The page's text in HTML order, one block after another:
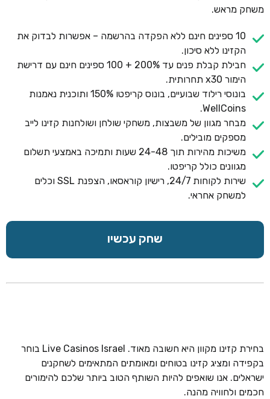
משחק מראש.
10 ספינים חינם ללא הפקדה בהרשמה – אפשרות לבדוק את
הקזינו ללא סיכון.
חבילת קבלת פנים עד 200% + 100 ספינים חינם עם דרישת
הימור x30 תחרותית.
בונוסי רילוד שבועיים, בונוס קריפטו 150% ותוכנית נאמנות
WellCoins.
מבחר מגוון של משבצות, משחקי שולחן ושולחנות קזינו לייב
מספקים מובילים.
משיכות מהירות תוך 24-48 שעות ותמיכה באמצעי תשלום
מגוונים כולל קריפטו.
שירות לקוחות 24/7, רישיון קוראסאו, הצפנת SSL וכלים
למשחק אחראי.
שחק עכשיו
בחירת קזינו מקוון היא חשובה מאוד. Live Casinos Israel בוחר
בקפידה ומציג קזינו בטוחים ומאומתים המתאימים לשחקנים
ישראלים. אנו שואפים להיות השותף הטוב ביותר שלכם להימורים
חכמים ולחוויה מהנה.